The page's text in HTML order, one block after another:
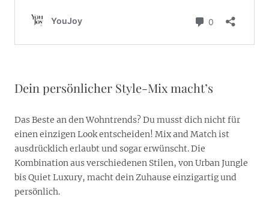
Dein persönlicher Style-Mix macht’s
Das Beste an den Wohntrends? Du musst dich nicht für
einen einzigen Look entscheiden! Mix and Match ist
ausdrücklich erlaubt und sogar erwünscht. Die
Kombination aus verschiedenen Stilen, von Urban Jungle
bis Quiet Luxury, macht dein Zuhause einzigartig und
persönlich.